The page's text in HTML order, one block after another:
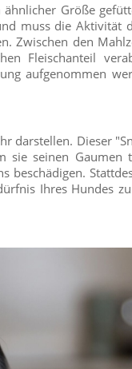
Größe
muss die Aktivität
Zwischen den
Fleischanteil
aufgenommen
darstellen. Dieser
sie seinen Gaumen
beschädigen.
Ihres Hundes